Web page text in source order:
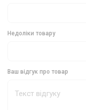
Недоліки товару
Ваш відгук про товар